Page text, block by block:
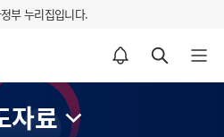
부 누리집입니다.
알림설정 바로가기 검색 바로가기 메뉴 열기
자료